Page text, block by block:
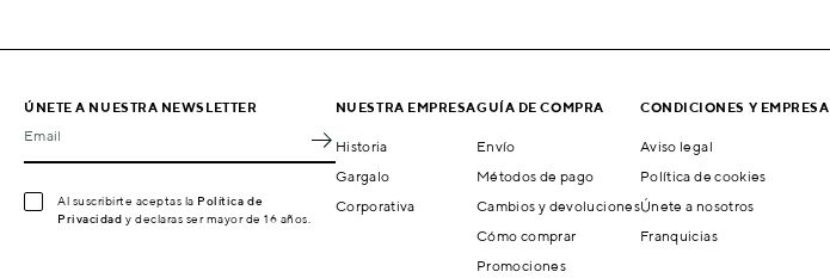
ÚNETE A NUESTRA NEWSLETTER
Email
Al suscribirte aceptas la Política de
Privacidad y declaras ser mayor de 16 años.
NUESTRA EMPRESA
Historia
Gargalo
Corporativa
GUÍA DE COMPRA
Envío
Métodos de pago
Cambios y devoluciones
Cómo comprar
Promociones
CONDICIONES Y EMPRESA
Aviso legal
Política de cookies
Únete a nosotros
Franquicias